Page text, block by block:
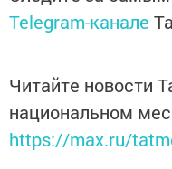
Telegram-канале
Читайте новости
национальном
https://max.ru/